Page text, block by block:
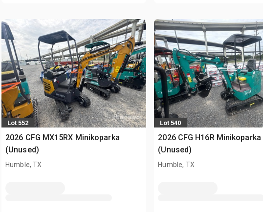
Lot 552
2026 CFG MX15RX Minikoparka
(Unused)
Humble, TX
Lot 540
2026 CFG H16R Minikoparka
(Unused)
Humble, TX